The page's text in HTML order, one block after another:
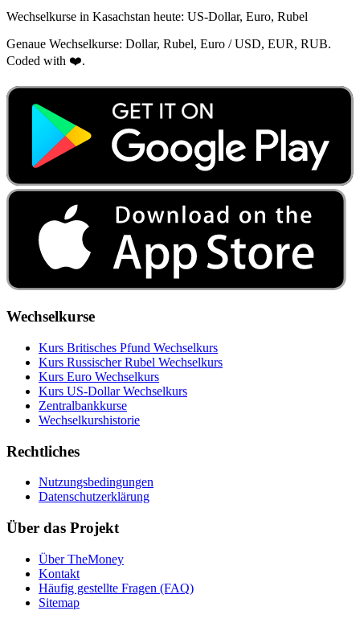
Wechselkurse in Kasachstan heute: US‑Dollar, Euro, Rubel
Genaue Wechselkurse: Dollar, Rubel, Euro / USD, EUR, RUB.
Coded with ❤️.
Wechselkurse
Kurs Britisches Pfund Wechselkurs
Kurs Russischer Rubel Wechselkurs
Kurs Euro Wechselkurs
Kurs US‑Dollar Wechselkurs
Zentralbankkurse
Wechselkurshistorie
Rechtliches
Nutzungsbedingungen
Datenschutzerklärung
Über das Projekt
Über TheMoney
Kontakt
Häufig gestellte Fragen (FAQ)
Sitemap